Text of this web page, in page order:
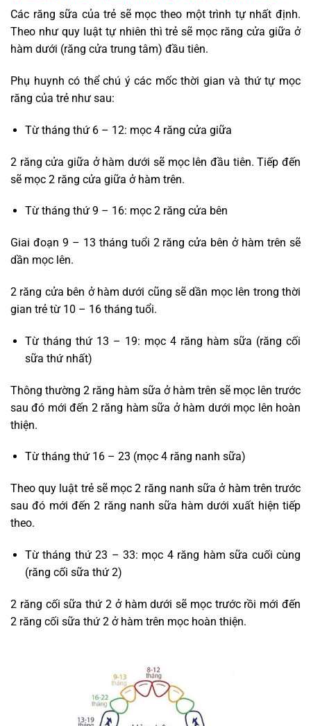
Các răng sữa của trẻ sẽ mọc theo một trình tự nhất định.
Theo như quy luật tự nhiên thì trẻ sẽ mọc răng cửa giữa ở
hàm dưới (răng cửa trung tâm) đầu tiên.
Phụ huynh có thể chú ý các mốc thời gian và thứ tự mọc
răng của trẻ như sau:
Từ tháng thứ 6 – 12: mọc 4 răng cửa giữa
2 răng cửa giữa ở hàm dưới sẽ mọc lên đầu tiên. Tiếp đến
sẽ mọc 2 răng cửa giữa ở hàm trên.
Từ tháng thứ 9 – 16: mọc 2 răng cửa bên
Giai đoạn 9 – 13 tháng tuổi 2 răng cửa bên ở hàm trên sẽ
dần mọc lên.
2 răng cửa bên ở hàm dưới cũng sẽ dần mọc lên trong thời
gian trẻ từ 10 – 16 tháng tuổi.
Từ tháng thứ 13 – 19: mọc 4 răng hàm sữa (răng cối
sữa thứ nhất)
Thông thường 2 răng hàm sữa ở hàm trên sẽ mọc lên trước
sau đó mới đến 2 răng hàm sữa ở hàm dưới mọc lên hoàn
thiện.
Từ tháng thứ 16 – 23 (mọc 4 răng nanh sữa)
Theo quy luật trẻ sẽ mọc 2 răng nanh sữa ở hàm trên trước
sau đó mới đến 2 răng nanh sữa hàm dưới xuất hiện tiếp
theo.
Từ tháng thứ 23 – 33: mọc 4 răng hàm sữa cuối cùng
(răng cối sữa thứ 2)
2 răng cối sữa thứ 2 ở hàm dưới sẽ mọc trước rồi mới đến
2 răng cối sữa thứ 2 ở hàm trên mọc hoàn thiện.